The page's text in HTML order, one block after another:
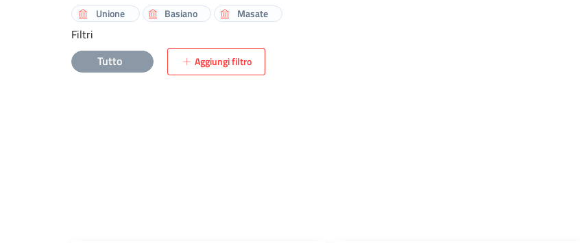
Unione Basiano Masate
Filtri
Tutto
Aggiungi filtro